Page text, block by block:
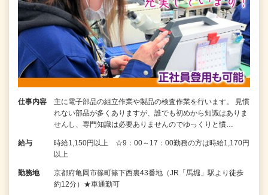
仕事内容
主に電子部品の組立作業や製品の検査作業を行います。 見慣
れない部品が多くありますが、誰でも初めから知識はありま
せんし、専門知識は必要ありませんのでゆっくりと慣…
給与
時給1,150円以上 ☆9：00～17：00勤務の方は時給1,170円
以上
勤務地
京都府亀岡市篠町篠下西裏43番地（JR「馬堀」駅より徒歩
約12分）★車通勤可